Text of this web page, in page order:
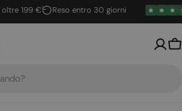
€ Reso entro 30 giorni